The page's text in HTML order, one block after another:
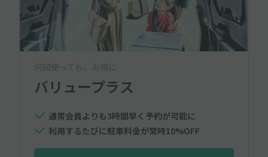
何回使っても、お得に
バリュープラス
通常会員よりも3時間早く予約が可能に
利用するたびに駐車料金が常時10%OFF